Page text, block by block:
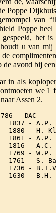
de,
Poppe
van
Poppe heel
het
u van mij
avond bij
in als
we 1
Assen 2.
- DAC
1837 -
1880 - H.
- A.P.
1816 - A.C.
-
- S.
1736 -
1630 -